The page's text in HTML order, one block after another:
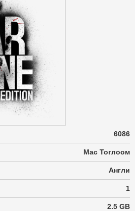
6086
Mac Тоглоом
Англи
1
2.5 GB